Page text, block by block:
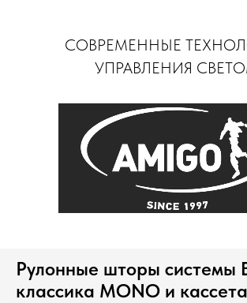
СОВРЕМЕННЫЕ
УПРАВЛЕНИЯ
Рулонные шторы системы
классика MONO и